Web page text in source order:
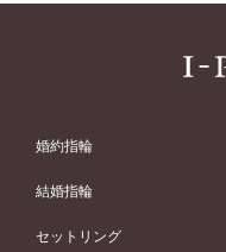
婚約指輪
婚約指輪 (エンゲージリング)
婚約指輪一覧
結婚指輪
結婚指輪 (マリッジリング)
セットリング